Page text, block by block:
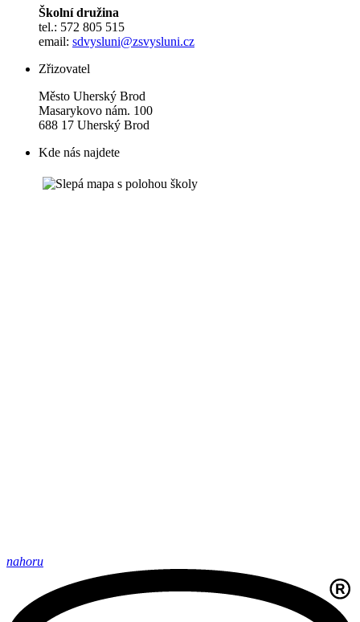
Školní družina
tel.: 572 805 515
email: sdvysluni@zsvysluni.cz
Zřizovatel
Město Uherský Brod
Masarykovo nám. 100
688 17 Uherský Brod
Kde nás najdete
nahoru